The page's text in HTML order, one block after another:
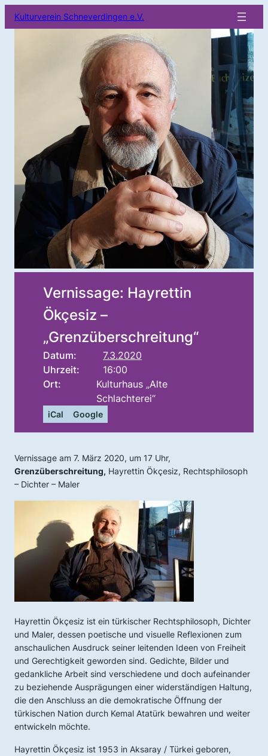
Kulturverein Schneverdingen e.V.
Vernissage: Hayrettin
Ökçesiz –
„Grenzüberschreitung“
Datum:
7.3.2020
Uhrzeit:
16:00
Ort:
Kulturhaus „Alte
Schlachterei“
iCal Google
Vernissage am 7. März 2020, um 17 Uhr,
Grenzüberschreitung, Hayrettin Ökçesiz, Rechtsphilosoph
– Dichter – Maler
Hayrettin Ökçesiz ist ein türkischer Rechtsphilosoph, Dichter
und Maler, dessen poetische und visuelle Reflexionen zum
anschaulichen Ausdruck seiner leitenden Ideen von Freiheit
und Gerechtigkeit geworden sind. Gedichte, Bilder und
gedankliche Arbeit sind verschiedene und doch aufeinander
zu beziehende Ausprägungen einer widerständigen Haltung,
die den Anschluss an die demokratische Öffnung der
türkischen Nation durch Kemal Atatürk bewahren und weiter
entwickeln möchte.
Hayrettin Ökçesiz ist 1953 in Aksaray / Türkei geboren,